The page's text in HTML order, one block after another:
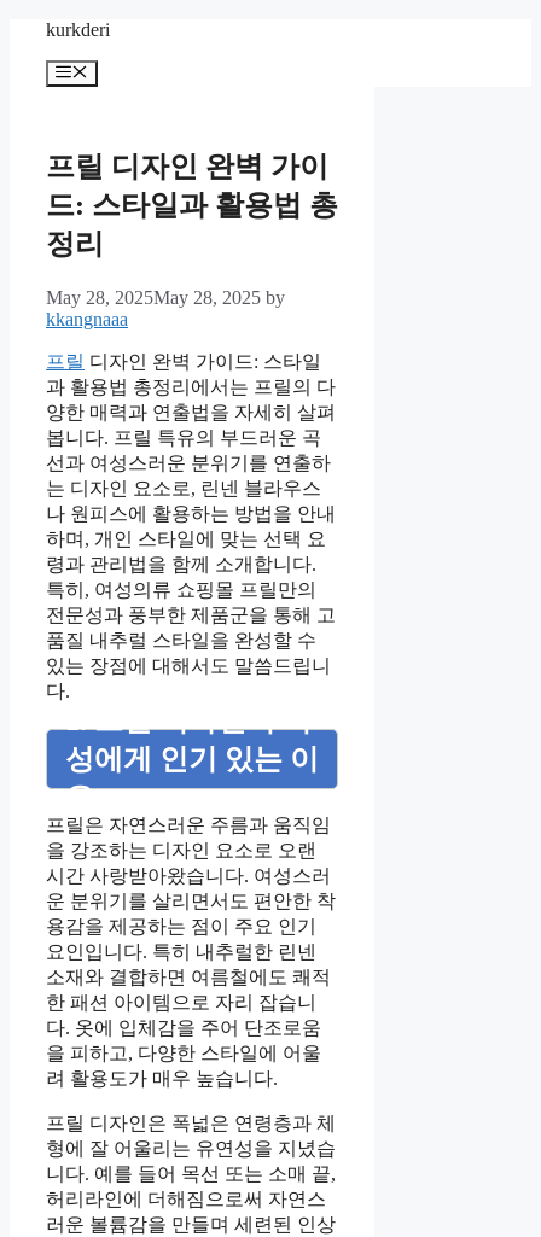
content
kurkderi
Menu
프릴 디자인 완벽 가이
드: 스타일과 활용법 총
정리
May 28, 2025May 28, 2025 by
kkangnaaa
프릴 디자인 완벽 가이드: 스타일
과 활용법 총정리에서는 프릴의 다
양한 매력과 연출법을 자세히 살펴
봅니다. 프릴 특유의 부드러운 곡
선과 여성스러운 분위기를 연출하
는 디자인 요소로, 린넨 블라우스
나 원피스에 활용하는 방법을 안내
하며, 개인 스타일에 맞는 선택 요
령과 관리법을 함께 소개합니다.
특히, 여성의류 쇼핑몰 프릴만의
전문성과 풍부한 제품군을 통해 고
품질 내추럴 스타일을 완성할 수
있는 장점에 대해서도 말씀드립니
다.
성에게 인기 있는 이
유
프릴은 자연스러운 주름과 움직임
을 강조하는 디자인 요소로 오랜
시간 사랑받아왔습니다. 여성스러
운 분위기를 살리면서도 편안한 착
용감을 제공하는 점이 주요 인기
요인입니다. 특히 내추럴한 린넨
소재와 결합하면 여름철에도 쾌적
한 패션 아이템으로 자리 잡습니
다. 옷에 입체감을 주어 단조로움
을 피하고, 다양한 스타일에 어울
려 활용도가 매우 높습니다.
프릴 디자인은 폭넓은 연령층과 체
형에 잘 어울리는 유연성을 지녔습
니다. 예를 들어 목선 또는 소매 끝,
허리라인에 더해짐으로써 자연스
러운 볼륨감을 만들며 세련된 인상